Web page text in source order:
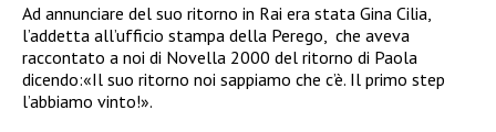
Ad annunciare del suo ritorno in Rai era stata Gina Cilia,
l’addetta all’ufficio stampa della Perego, che aveva
raccontato a noi di Novella 2000 del ritorno di Paola
dicendo:«Il suo ritorno noi sappiamo che c’è. Il primo step
l’abbiamo vinto!».